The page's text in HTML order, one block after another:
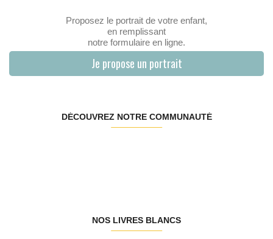
Proposez le portrait de votre enfant,
en remplissant
notre formulaire en ligne.
Je propose un portrait
DÉCOUVREZ NOTRE COMMUNAUTÉ
NOS LIVRES BLANCS